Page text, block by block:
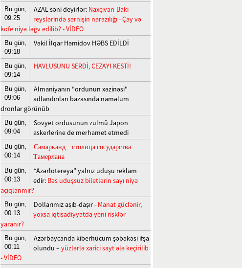
Bu gün,
09:25
AZAL səni deyirlər: Naxçıvan-Bakı
reyslərində sərnişin narazılığı - Çay və
kofe niyə ləğv edilib? - VİDEO
Bu gün,
09:18
Vəkil İlqar Həmidov HƏBS EDİLDİ
Bu gün,
09:14
HAVLUSUNU SERDİ, CEZAYI KESTİ!
Bu gün,
09:06
Almaniyanın "ordunun xəzinəsi"
adlandırılan bazasında naməlum
dronlar görünüb
Bu gün,
09:04
Sovyet ordusunun zulmü Japon
askerlerine de merhamet etmedi
Bu gün,
00:14
Самарканд − столица государства
Тамерлана
Bu gün,
00:13
“Azərlotereya” yalnız uduşu reklam
edir: Bəs uduşsuz biletlərin sayı niyə
açıqlanmır?
Bu gün,
00:13
Dollarımız aşıb-daşır - Manat güclənir,
yoxsa iqtisadiyyatda yeni risklər
yaranır?
Bu gün,
00:11
Azərbaycanda kiberhücum şəbəkəsi ifşa
olundu –yüzlərlə xarici sayt ələ keçirilib
- VİDEO